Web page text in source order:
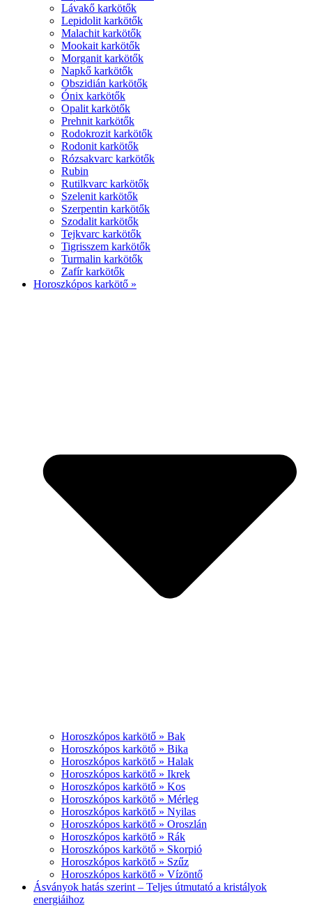
Lávakő karkötők
Lepidolit karkötők
Malachit karkötők
Mookait karkötők
Morganit karkötők
Napkő karkötők
Obszidián karkötők
Ónix karkötők
Opalit karkötők
Prehnit karkötők
Rodokrozit karkötők
Rodonit karkötők
Rózsakvarc karkötők
Rubin
Rutilkvarc karkötők
Szelenit karkötők
Szerpentin karkötők
Szodalit karkötők
Tejkvarc karkötők
Tigrisszem karkötők
Turmalin karkötők
Zafír karkötők
Horoszkópos karkötő »
Horoszkópos karkötő » Bak
Horoszkópos karkötő » Bika
Horoszkópos karkötő » Halak
Horoszkópos karkötő » Ikrek
Horoszkópos karkötő » Kos
Horoszkópos karkötő » Mérleg
Horoszkópos karkötő » Nyilas
Horoszkópos karkötő » Oroszlán
Horoszkópos karkötő » Rák
Horoszkópos karkötő » Skorpió
Horoszkópos karkötő » Szűz
Horoszkópos karkötő » Vízöntő
Ásványok hatás szerint – Teljes útmutató a kristályok
energiáihoz